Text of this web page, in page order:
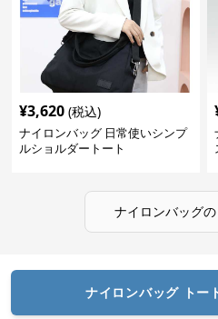
¥3,620 (税込)
ナイロンバッグ 日常使いシンプ
ルショルダートート
ナイロンバッグの
ナイロンバッグ トー